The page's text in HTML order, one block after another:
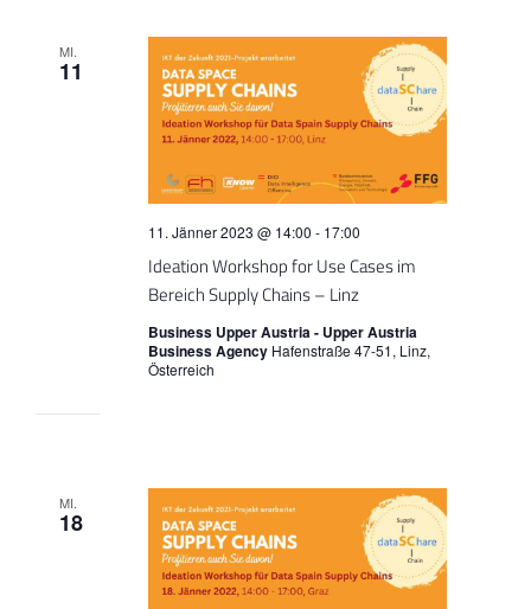
MI.
11
Ideation Workshop for Use Cases im
Bereich Supply Chains – Linz
11. Jänner 2023 @ 14:00 - 17:00
Business Upper Austria - Upper Austria
Business Agency Hafenstraße 47-51, Linz,
Österreich
MI.
18